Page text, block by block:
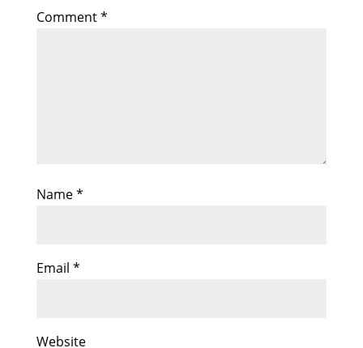
Comment*
Name*
Email *
Website